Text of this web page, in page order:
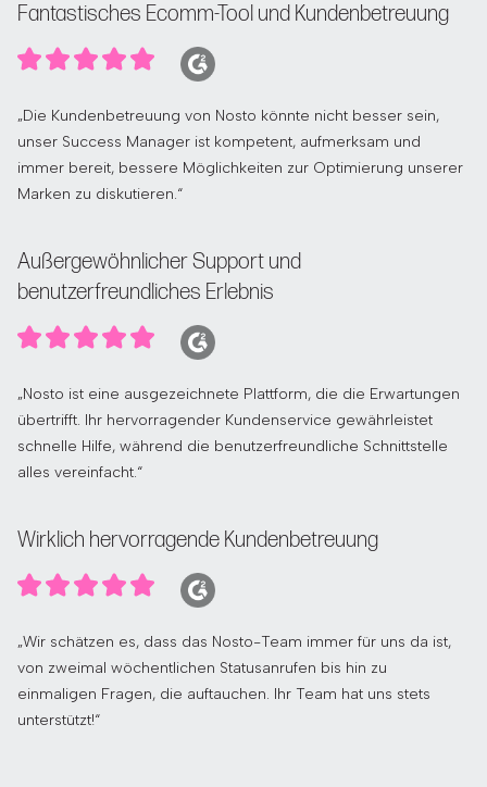
Fantastisches Ecomm-Tool und Kundenbetreuung
„Die Kundenbetreuung von Nosto könnte nicht besser sein,
unser Success Manager ist kompetent, aufmerksam und
immer bereit, bessere Möglichkeiten zur Optimierung unserer
Marken zu diskutieren.“
Außergewöhnlicher Support und
benutzerfreundliches Erlebnis
„Nosto ist eine ausgezeichnete Plattform, die die Erwartungen
übertrifft. Ihr hervorragender Kundenservice gewährleistet
schnelle Hilfe, während die benutzerfreundliche Schnittstelle
alles vereinfacht.“
Wirklich hervorragende Kundenbetreuung
„Wir schätzen es, dass das Nosto-Team immer für uns da ist,
von zweimal wöchentlichen Statusanrufen bis hin zu
einmaligen Fragen, die auftauchen. Ihr Team hat uns stets
unterstützt!“